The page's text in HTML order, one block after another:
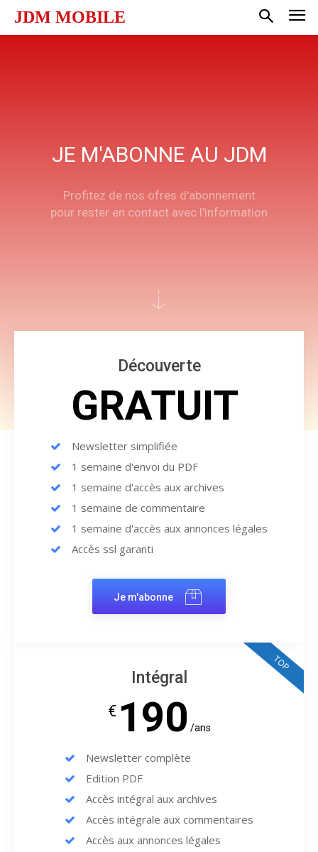
JDM MOBILE
JE M'ABONNE AU JDM
Profitez de nos ofres d'abonnement
pour rester en contact avec l'information
Découverte
GRATUIT
Newsletter simplifiée
1 semaine d'envoi du PDF
1 semaine d'accès aux archives
1 semaine de commentaire
1 semaine d'accès aux annonces légales
Accès ssl garanti
Je m'abonne
TOP
Intégral
€ 190 /ans
Newsletter complète
Edition PDF
Accès intégral aux archives
Accès intégrale aux commentaires
Accès aux annonces légales